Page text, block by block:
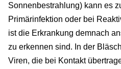
Sonnenbestrahlung) kann es
Primärinfektion oder bei
ist die Erkrankung demnach
zu erkennen sind. In der
Viren, die bei Kontakt